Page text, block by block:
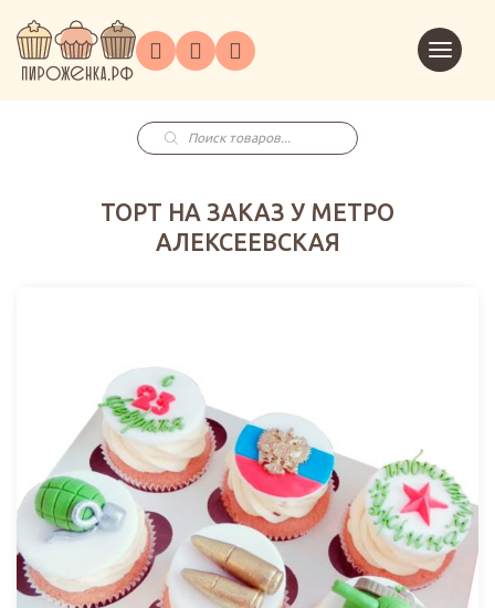
ГлавнаяКаталог
на
заказ
Праздники
Корпоративным
клиентам
в
корзину
Поиск
товаров
ТОРТ НА ЗАКАЗ У МЕТРО
АЛЕКСЕЕВСКАЯ